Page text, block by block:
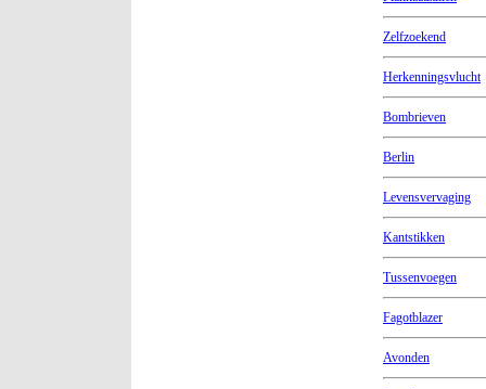
Zelfzoekend
Herkenningsvlucht
Bombrieven
Berlin
Levensvervaging
Kantstikken
Tussenvoegen
Fagotblazer
Avonden